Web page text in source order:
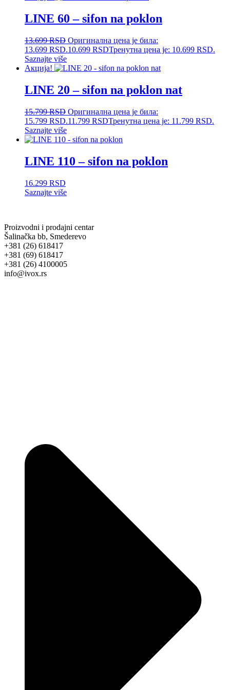
LINE 60 – sifon na poklon
13.699RSD Оригинална цена је била:
13.699 RSD.10.699 RSDТренутна цена је: 10.699 RSD.
Saznajte više
Акција!
LINE 20 – sifon na poklon nat
15.799RSD Оригинална цена је била:
15.799 RSD.11.799 RSDТренутна цена је: 11.799 RSD.
Saznajte više
LINE 110 – sifon na poklon
16.299 RSD
Saznajte više
Proizvodni i prodajni centar
Šalinačka bb, Smederevo
+381 (26) 618417
+381 (69) 618417
+381 (26) 4100005
info@ivox.rs